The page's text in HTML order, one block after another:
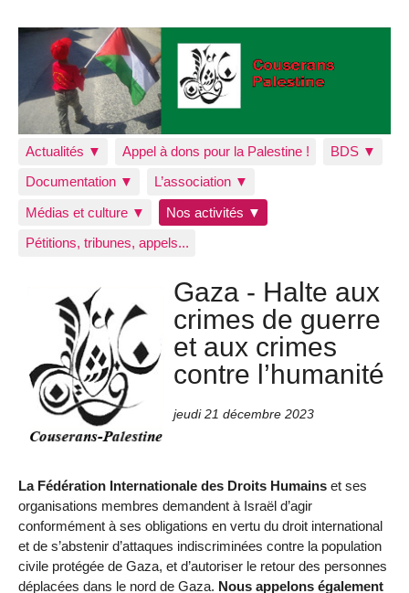
Actualités ▼ Appel à dons pour la Palestine !
BDS ▼
Documentation ▼
L’association ▼
Médias et culture ▼
Nos activités ▼
Pétitions, tribunes, appels...
Gaza - Halte aux
crimes de guerre
et aux crimes
contre l’humanité
jeudi 21 décembre 2023
La Fédération Internationale des Droits Humains et ses
organisations membres demandent à Israël d’agir
conformément à ses obligations en vertu du droit international
et de s’abstenir d’attaques indiscriminées contre la population
civile protégée de Gaza, et d’autoriser le retour des personnes
déplacées dans le nord de Gaza. Nous appelons également